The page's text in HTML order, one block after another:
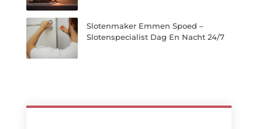
Slotenmaker Emmen Spoed –
Slotenspecialist Dag En Nacht 24/7